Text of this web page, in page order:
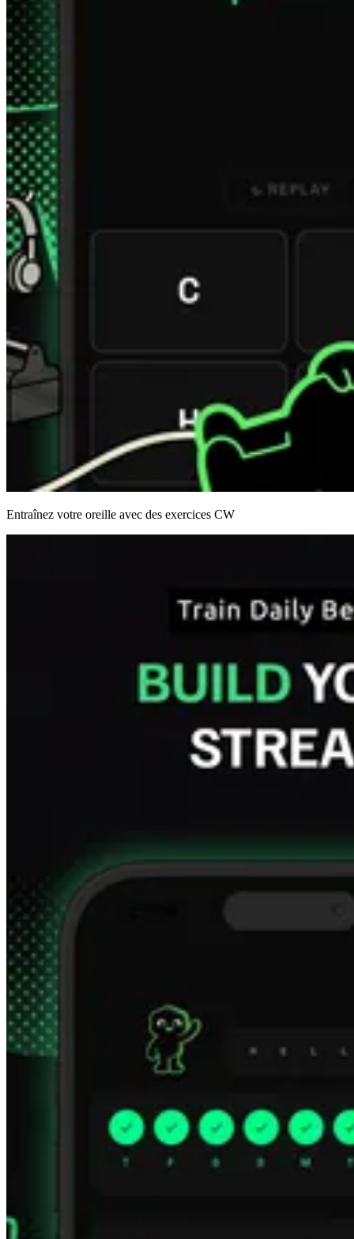
Entraînez votre oreille avec des exercices CW